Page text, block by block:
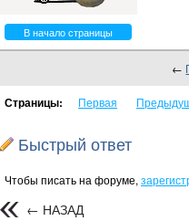
В начало страницы
←
Страницы: Первая
Быстрый ответ
Чтобы писать на форуме,
← НАЗАД